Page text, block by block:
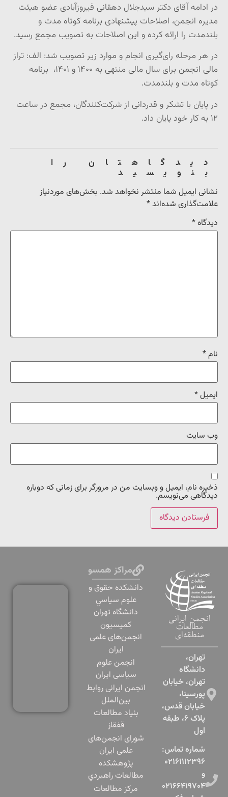
در ادامه آقای دکتر سیدجلال دهقانی فیروزآبادی عضو هیئت
مدیره انجمن، اصلاحات پیشنهادی برنامه کوتاه مدت و
بلندمدت را ارائه کرده و این اصلاحات به تصویب مجمع رسید.
در هر مرحله رای‌گیری انجام و موارد زیر تصویب شد: الف: تراز
مالی انجمن برای سال مالی منتهی به ۱۴۰۰ و ۱۴۰۱، برنامه
کوتاه مدت و بلندمدت.
در پایان با تشکر و قدردانی از شرکت‌کنندگان، مجمع در ساعت
۱۲ به کار خود پایان داد
.
دیدگاهتان را
بنویسید
نشانی ایمیل شما منتشر نخواهد شد. بخش‌های موردنیاز
علامت‌گذاری شده‌اند*
دیدگاه*
نام*
ایمیل*
وب‌ سایت
ذخیره نام، ایمیل و وبسایت من در مرورگر برای زمانی که دوباره
دیدگاهی می‌نویسم.
انجمن ایرانی
مطالعات
منطقه‌ای
تهران،
دانشگاه
تهران، خیابان
پورسینا،
خیابان قدس،
پلاک ۶، طبقه
اول​
شماره تماس:
۰۲۱۶۱۱۱۲۳۹۶
و
۰۲۱۶۶۴۱۹۷۰۴
مراکز همسو
دانشكده حقوق و
علوم سياسي
دانشگاه تهران
کمیسیون
انجمن‌های علمی
ایران
انجمن علوم
سیاسی ایران
انجمن ایرانی روابط
بین‌الملل
بنياد مطالعات
قفقاز
شورای انجمن‌های
علمی ایران
پژوهشكده
مطالعات راهبردي
مرکز مطالعات